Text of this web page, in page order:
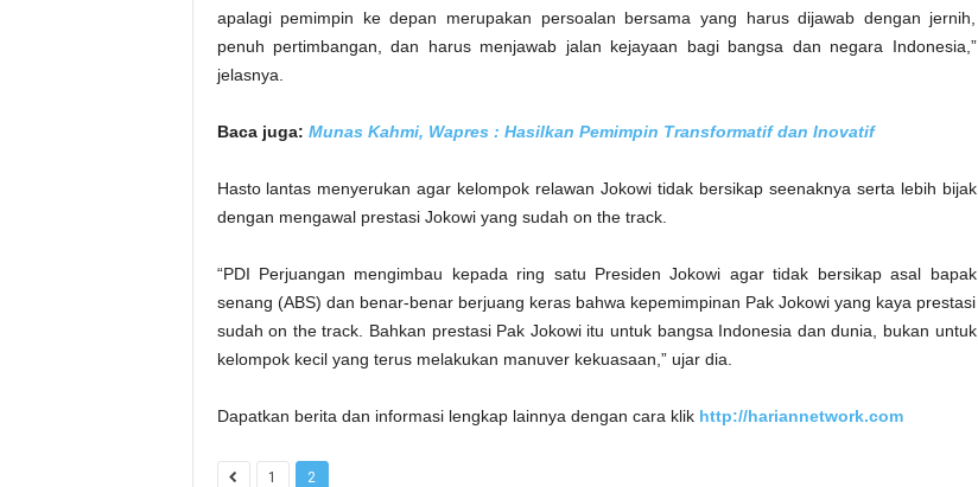
apalagi pemimpin ke depan merupakan persoalan bersama yang harus dijawab dengan jernih,
penuh pertimbangan, dan harus menjawab jalan kejayaan bagi bangsa dan negara Indonesia,”
jelasnya.
Baca juga: Munas Kahmi, Wapres : Hasilkan Pemimpin Transformatif dan Inovatif
Hasto lantas menyerukan agar kelompok relawan Jokowi tidak bersikap seenaknya serta lebih bijak
dengan mengawal prestasi Jokowi yang sudah on the track.
“PDI Perjuangan mengimbau kepada ring satu Presiden Jokowi agar tidak bersikap asal bapak
senang (ABS) dan benar-benar berjuang keras bahwa kepemimpinan Pak Jokowi yang kaya prestasi
sudah on the track. Bahkan prestasi Pak Jokowi itu untuk bangsa Indonesia dan dunia, bukan untuk
kelompok kecil yang terus melakukan manuver kekuasaan,” ujar dia.
Dapatkan berita dan informasi lengkap lainnya dengan cara klik http://hariannetwork.com
1 2